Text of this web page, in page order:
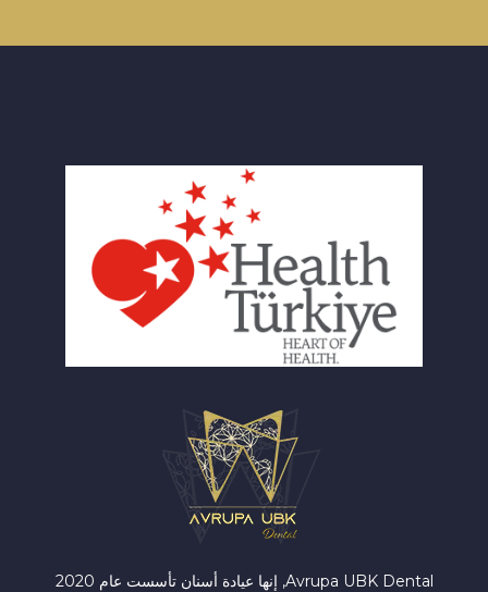
Avrupa UBK Dental, إنها عيادة أسنان تأسست عام 2020